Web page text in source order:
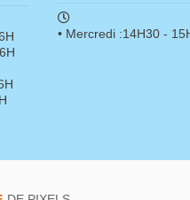
• Mercredi :14H30 -